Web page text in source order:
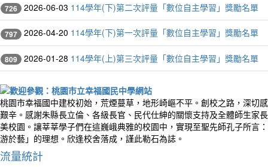
726 2026-06-03 114學年(下)第二次評量「數位自主學習」獎勵名單
797 2026-04-20 114學年(下)第一次評量「數位自主學習」獎勵名單
809 2026-01-28 114學年(上)第三次評量「數位自主學習」獎勵名單
桃園市幸福國中建校初始，荒煙蔓草，地形崎嶇不平。創校之路，深切
艱辛。感謝朱縣長立倫、各級長官、民代仕紳的關懷支持及全體師生家
美校園。讓莘莘學子們在這巍峨典雅的校園中，實現至聖先師孔子所言
游於藝」的理想。欣逢校舍落成，謹此勒石為誌。
流量統計